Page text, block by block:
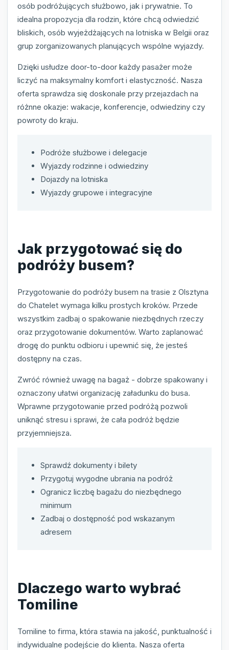
osób podróżujących służbowo, jak i prywatnie. To
idealna propozycja dla rodzin, które chcą odwiedzić
bliskich, osób wyjeżdżających na lotniska w Belgii oraz
grup zorganizowanych planujących wspólne wyjazdy.
Dzięki usłudze door-to-door każdy pasażer może
liczyć na maksymalny komfort i elastyczność. Nasza
oferta sprawdza się doskonale przy przejazdach na
różnne okazje: wakacje, konferencje, odwiedziny czy
powroty do kraju.
Podróże służbowe i delegacje
Wyjazdy rodzinne i odwiedziny
Dojazdy na lotniska
Wyjazdy grupowe i integracyjne
Jak przygotować się do
podróży busem?
Przygotowanie do podróży busem na trasie z Olsztyna
do Chatelet wymaga kilku prostych kroków. Przede
wszystkim zadbaj o spakowanie niezbędnych rzeczy
oraz przygotowanie dokumentów. Warto zaplanować
drogę do punktu odbioru i upewnić się, że jesteś
dostępny na czas.
Zwróć również uwagę na bagaż - dobrze spakowany i
oznaczony ułatwi organizację załadunku do busa.
Wprawne przygotowanie przed podróżą pozwoli
uniknąć stresu i sprawi, że cała podróż będzie
przyjemniejsza.
Sprawdź dokumenty i bilety
Przygotuj wygodne ubrania na podróż
Ogranicz liczbę bagażu do niezbędnego
minimum
Zadbaj o dostępność pod wskazanym
adresem
Dlaczego warto wybrać
Tomiline
Tomiline to firma, która stawia na jakość, punktualność i
indywidualne podejście do klienta. Nasza oferta